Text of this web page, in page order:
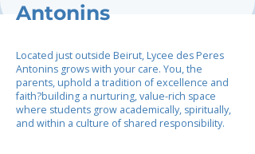
Antonins
Located just outside Beirut, Lycee des Peres
Antonins grows with your care. You, the
parents, uphold a tradition of excellence and
faith?building a nurturing, value-rich space
where students grow academically, spiritually,
and within a culture of shared responsibility.